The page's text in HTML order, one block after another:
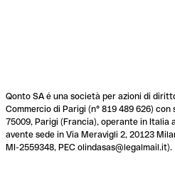
Qonto SA é una società per azioni di
Commercio di Parigi (n° 819 489 626) con
75009, Parigi (Francia), operante in Italia
avente sede in Via Meravigli 2, 20123
MI-2559348, PEC olindasas@legalmail.it).